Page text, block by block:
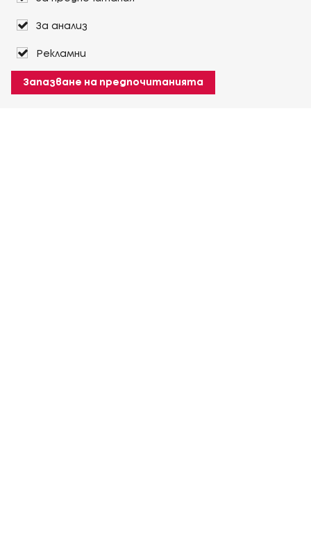
За анализ
Рекламни
Запазване на предпочитанията